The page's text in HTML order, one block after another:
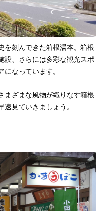
を刻んできた箱根湯本。箱根
設、さらには多彩な観光スポ
になっています。
まざまな風物が織りなす箱根
見ていきましょう。